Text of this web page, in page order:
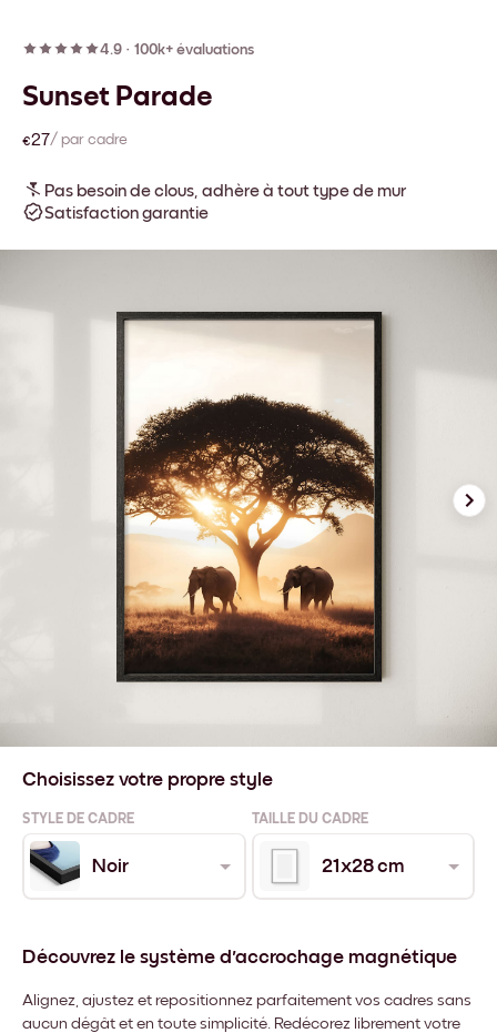
4.9 · 100k+ évaluations
Sunset Parade
€27/ par cadre
Pas besoin de clous, adhère à tout type de mur
Satisfaction garantie
Choisissez votre propre style
STYLE DE CADRE TAILLE DU CADRE
Noir 21x28 cm
Découvrez le système d'accrochage magnétique
Alignez, ajustez et repositionnez parfaitement vos cadres sans
aucun dégât et en toute simplicité. Redécorez librement votre